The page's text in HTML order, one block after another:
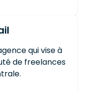
qui vise à
de freelances